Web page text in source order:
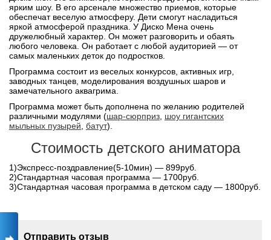
ярким шоу. В его арсенале множество приемов, которые
обеспечат веселую атмосферу. Дети смогут насладиться
яркой атмосферой праздника. У Диско Мена очень
дружелюбный характер. Он может разговорить и обаять
любого человека. Он работает с любой аудиторией — от
самых маленьких деток до подростков.
Программа состоит из веселых конкурсов, активных игр,
заводных танцев, моделирования воздушных шаров и
замечательного аквагрима.
Программа может быть дополнена по желанию родителей
различными модулями (шар-сюрприз шоу гигантских
мыльных пузырей батут).
Стоимость детского аниматора
1)Экспресс-поздравление(5-10мин) — 899руб.
2)Стандартная часовая программа — 1700руб.
3)Cтандартная часовая программа в детском саду — 1800руб.
Отправить отзыв